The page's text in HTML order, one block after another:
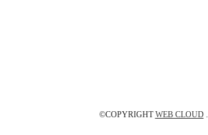
©COPYRIGHTWEB CLOUD.